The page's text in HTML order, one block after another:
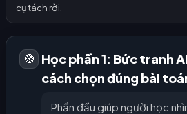
cụ tách rời.
🧭 Học phần 1: Bức tranh
cách chọn đúng bài
Phần đầu giúp người học